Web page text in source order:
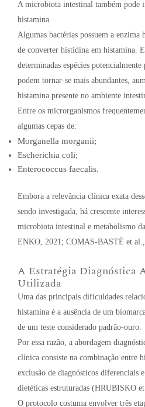
A microbiota intestinal também pode
histamina.
Algumas bactérias possuem a enzima
de converter histidina em histamina.
determinadas espécies
podem tornar-se mais abundantes,
histamina presente no ambiente
Entre os microrganismos
algumas cepas de:
Morganella morganii;
Escherichia coli;
Enterococcus faecalis.
Embora a relevância clínica exata
sendo investigada, há crescente
microbiota intestinal e metabolismo
ENKO, 2021; COMAS-BASTÉ et
A Estratégia Diagnóstica
Utilizada
Uma das principais dificuldades
histamina é a ausência de um
de um teste considerado padrão-ouro.
Por essa razão, a abordagem
clínica consiste na combinação entre
exclusão de diagnósticos diferenciais
dietéticas estruturadas (HRUBISKO
O protocolo costuma envolver três